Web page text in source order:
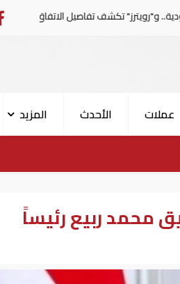
تفاصيل الاتفاق المرتقب
عملات الأحدث المزيد
محمد ربيع رئيساً